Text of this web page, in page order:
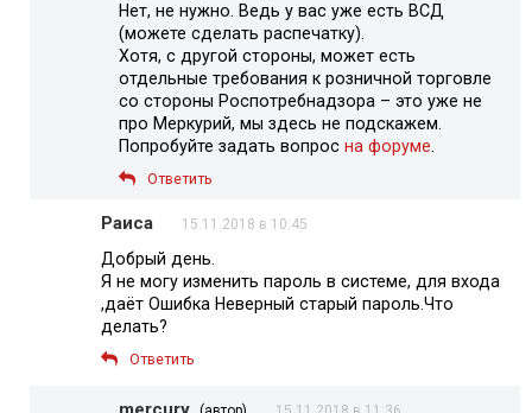
Нет, не нужно. Ведь у вас уже есть ВСД
(можете сделать распечатку).
Хотя, с другой стороны, может есть
отдельные требования к розничной торговле
со стороны Роспотребнадзора – это уже не
про Меркурий, мы здесь не подскажем.
Попробуйте задать вопрос на форуме.
Ответить
Раиса 15.11.2018 в 10:45
Добрый день.
Я не могу изменить пароль в системе, для входа
,даёт Ошибка Неверный старый пароль.Что
делать?
Ответить